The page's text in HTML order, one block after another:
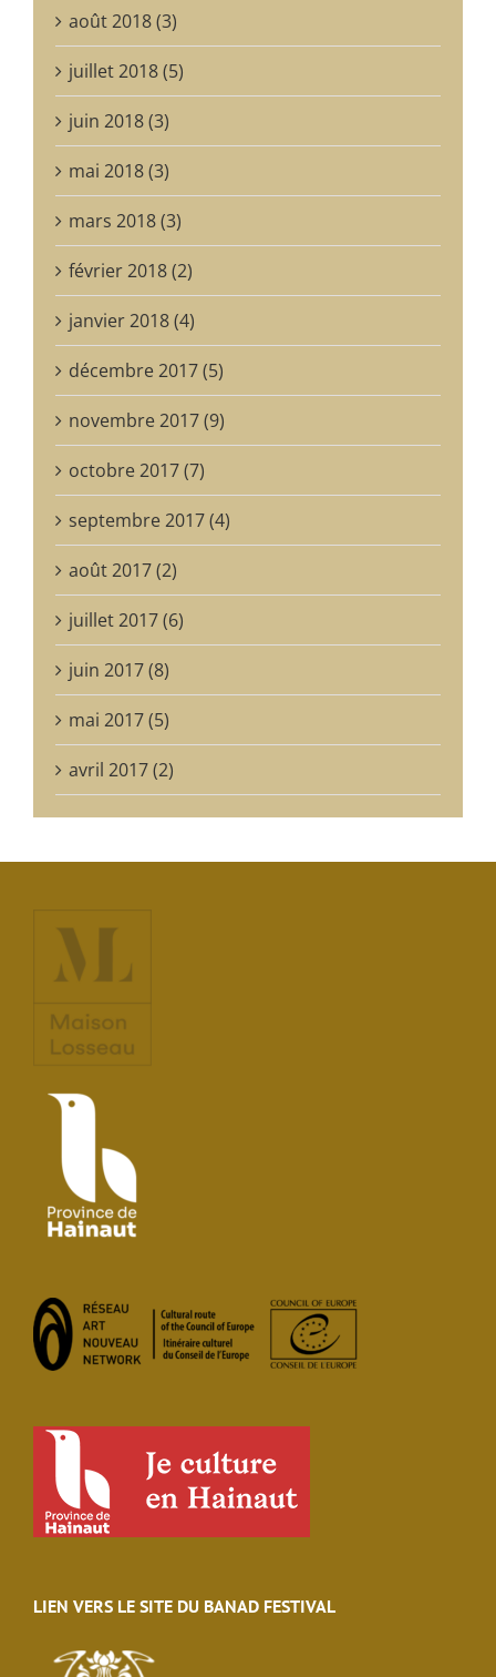
août 2018 (3)
juillet 2018 (5)
juin 2018 (3)
mai 2018 (3)
mars 2018 (3)
février 2018 (2)
janvier 2018 (4)
décembre 2017 (5)
novembre 2017 (9)
octobre 2017 (7)
septembre 2017 (4)
août 2017 (2)
juillet 2017 (6)
juin 2017 (8)
mai 2017 (5)
avril 2017 (2)
LIEN VERS LE SITE DU BANAD FESTIVAL